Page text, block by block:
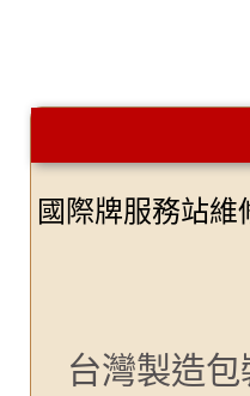
國際牌服務站
台灣製造